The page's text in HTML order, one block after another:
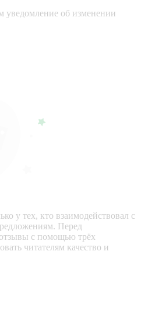
об изменении
у тех, кто взаимодействовал с
Перед
с помощью трёх
читателям качество и